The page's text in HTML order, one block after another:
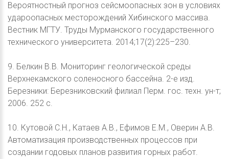
Вероятностный прогноз сейсмоопасных зон в условиях
удароопасных месторождений Хибинского массива.
Вестник МГТУ. Труды Мурманского государственного
технического университета. 2014;17(2):225–230.
9. Белкин В.В. Мониторинг геологической среды
Верхнекамского соленосного бассейна. 2-е изд.
Березники: Березниковский филиал Перм. гос. техн. ун-т;
2006. 252 с.
10. Кутовой С.Н., Катаев А.В., Ефимов Е.М., Оверин А.В.
Автоматизация производственных процессов при
создании годовых планов развития горных работ.